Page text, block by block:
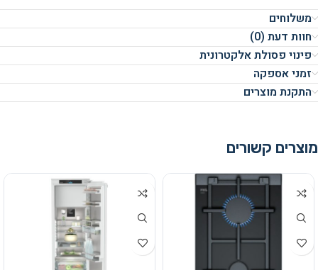
משלוחים
חוות דעת (0)
פינוי פסולת אלקטרונית
זמני אספקה
התקנת מוצרים
מוצרים קשורים